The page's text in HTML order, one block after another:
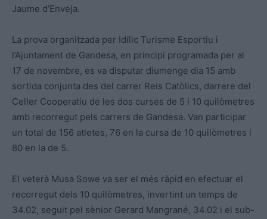
Jaume d’Enveja.
La prova organitzada per Idílic Turisme Esportiu i
l’Ajuntament de Gandesa, en principi programada per al
17 de novembre, es va disputar diumenge dia 15 amb
sortida conjunta des del carrer Reis Catòlics, darrere del
Celler Cooperatiu de les dos curses de 5 i 10 quilòmetres
amb recorregut pels carrers de Gandesa. Van participar
un total de 156 atletes, 76 en la cursa de 10 quilòmetres i
80 en la de 5.
El veterà Musa Sowe va ser el més ràpid en efectuar el
recorregut dels 10 quilòmetres, invertint un temps de
34.02, seguit pel sènior Gerard Mangrané, 34.02 i el sub-